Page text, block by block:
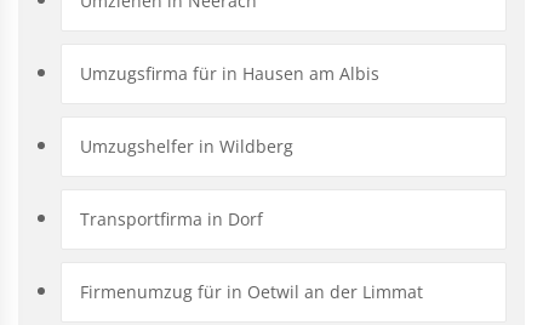
Umzugsfirma für in Hausen am Albis
Umzugshelfer in Wildberg
Transportfirma in Dorf
Firmenumzug für in Oetwil an der Limmat